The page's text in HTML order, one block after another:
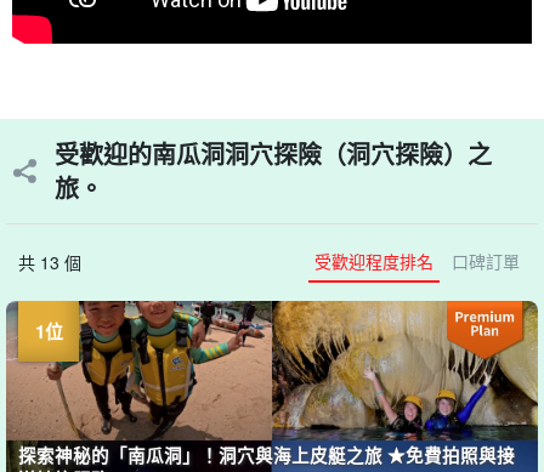
受歡迎的南瓜洞洞穴探險（洞穴探險）之
旅。
共 13 個 受歡迎程度排名 口碑訂單
探索神秘的「南瓜洞」！洞穴與海上皮艇之旅 ★免費拍照與接